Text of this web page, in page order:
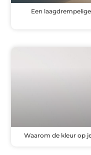
Een
Waarom de kleur op